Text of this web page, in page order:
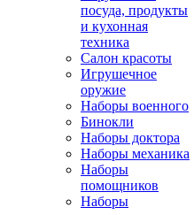
посуда, продукты
и кухонная
техника
Салон красоты
Игрушечное
оружие
Наборы военного
Бинокли
Наборы доктора
Наборы механика
Наборы
помощников
Наборы